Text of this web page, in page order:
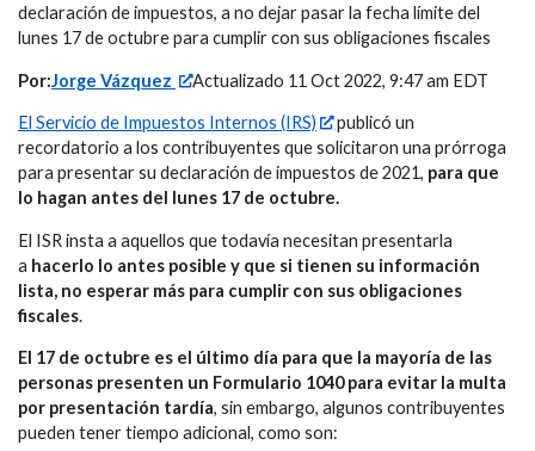
declaración de impuestos, a no dejar pasar la fecha límite del
lunes 17 de octubre para cumplir con sus obligaciones fiscales
Por:Jorge Vázquez Actualizado 11 Oct 2022, 9:47 am EDT
El Servicio de Impuestos Internos (IRS)
publicó un
recordatorio a los contribuyentes que solicitaron una prórroga
para presentar su declaración de impuestos de 2021, para que
lo hagan antes del lunes 17 de octubre.
El ISR insta a aquellos que todavía necesitan presentarla
a hacerlo lo antes posible y que si tienen su información
lista, no esperar más para cumplir con sus obligaciones
fiscales.
El 17 de octubre es el último día para que la mayoría de las
personas presenten un Formulario 1040 para evitar la multa
por presentación tardía, sin embargo, algunos contribuyentes
pueden tener tiempo adicional, como son: